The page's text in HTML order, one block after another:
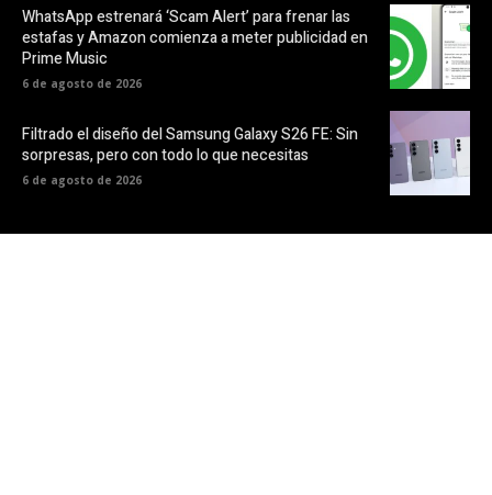
WhatsApp estrenará ‘Scam Alert’ para frenar las
estafas y Amazon comienza a meter publicidad en
Prime Music
6 de agosto de 2026
Filtrado el diseño del Samsung Galaxy S26 FE: Sin
sorpresas, pero con todo lo que necesitas
6 de agosto de 2026